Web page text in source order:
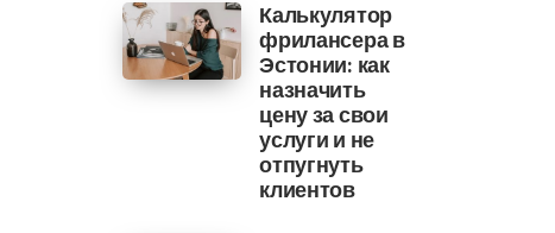
Калькулятор
фрилансера в
Эстонии: как
назначить
цену за свои
услуги и не
отпугнуть
клиентов